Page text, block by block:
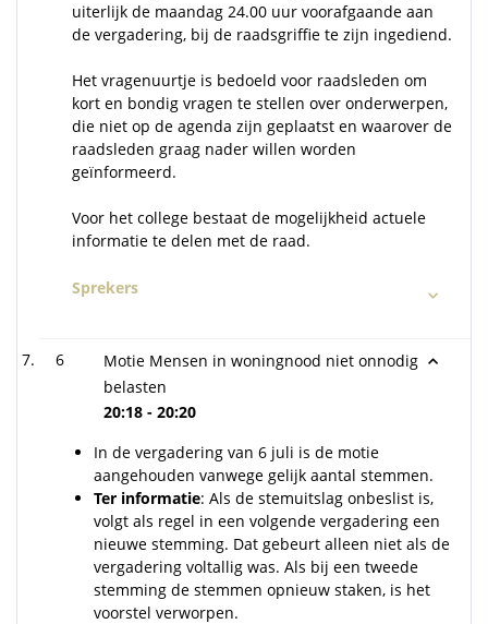
uiterlijk de maandag 24.00 uur voorafgaande aan
de vergadering, bij de raadsgriffie te zijn ingediend.
Het vragenuurtje is bedoeld voor raadsleden om
kort en bondig vragen te stellen over onderwerpen,
die niet op de agenda zijn geplaatst en waarover de
raadsleden graag nader willen worden
geïnformeerd.
Voor het college bestaat de mogelijkheid actuele
informatie te delen met de raad.
Sprekers
6
Motie Mensen in woningnood niet onnodig
belasten
20:18 - 20:20
In de vergadering van 6 juli is de motie
aangehouden vanwege gelijk aantal stemmen.
Ter informatie: Als de stemuitslag onbeslist is,
volgt als regel in een volgende vergadering een
nieuwe stemming. Dat gebeurt alleen niet als de
vergadering voltallig was. Als bij een tweede
stemming de stemmen opnieuw staken, is het
voorstel verworpen.